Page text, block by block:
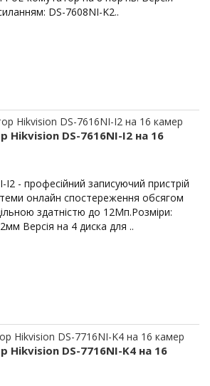
DS-7608NI-K2..
Hikvision DS-7616NI-I2 на 16
I2 - професійний записуючий пристрій
онлайн спостереження обсягом
здатністю до 12Мп.Розміри:
Версія на 4 диска для ..
Hikvision DS-7716NI-K4 на 16